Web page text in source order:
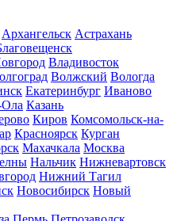
Архангельск Астрахань
Владивосток
Волжский Вологда
Екатеринбург Иваново
Казань
Киров Комсомольск-на-
Красноярск Курган
Махачкала Москва
Нальчик Нижневартовск
Нижний Тагил
Новосибирск Новый